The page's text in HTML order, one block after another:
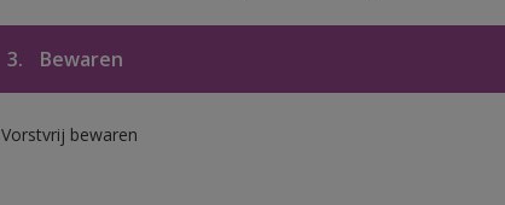
3. Bewaren
Vorstvrij bewaren